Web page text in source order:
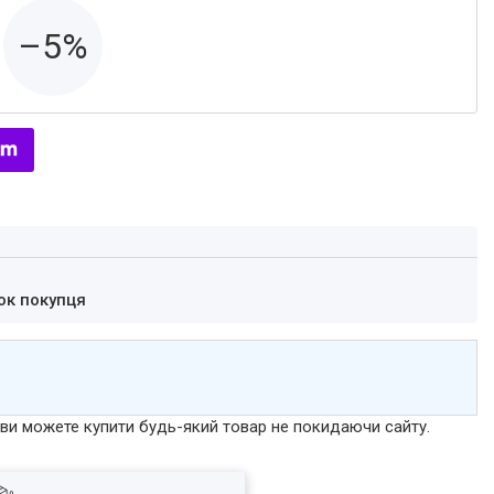
–5%
покупця
ви можете купити будь-який товар не покидаючи сайту.